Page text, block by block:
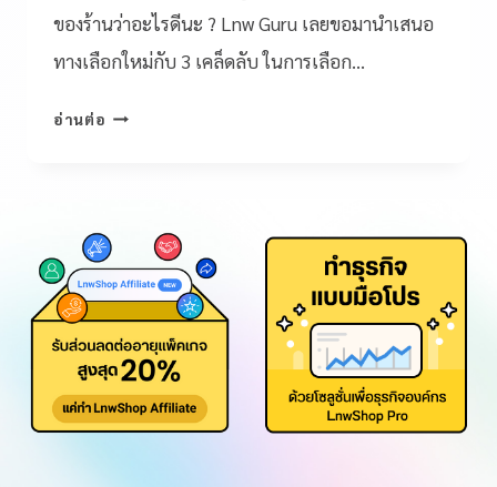
ของร้านว่าอะไรดีนะ ? Lnw Guru เลยขอมานำเสนอ
ทางเลือกใหม่กับ 3 เคล็ดลับ ในการเลือก…
อ่านต่อ